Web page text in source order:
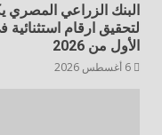
البنك الزراعي المصري
لتحقيق ارقام
الأول من 2026